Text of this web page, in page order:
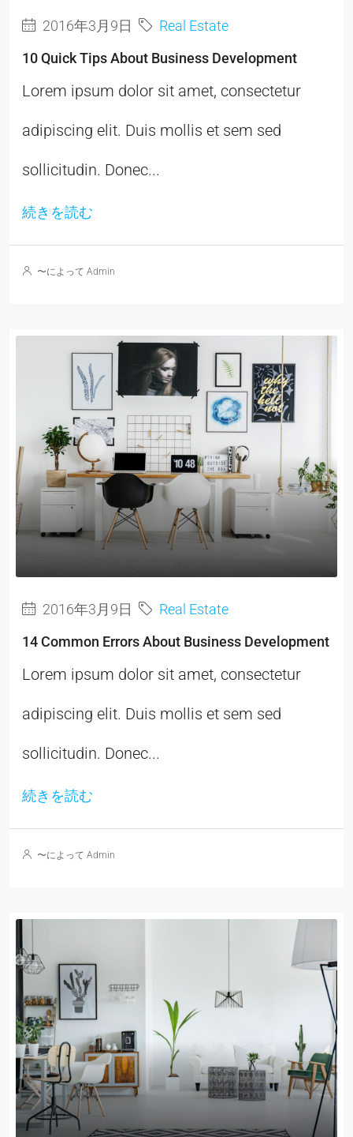
2016年3月9日 Real Estate
10 Quick Tips About Business Development
Lorem ipsum dolor sit amet, consectetur
adipiscing elit. Duis mollis et sem sed
sollicitudin. Donec...
続きを読む
〜によって Admin
2016年3月9日 Real Estate
14 Common Errors About Business Development
Lorem ipsum dolor sit amet, consectetur
adipiscing elit. Duis mollis et sem sed
sollicitudin. Donec...
続きを読む
〜によって Admin